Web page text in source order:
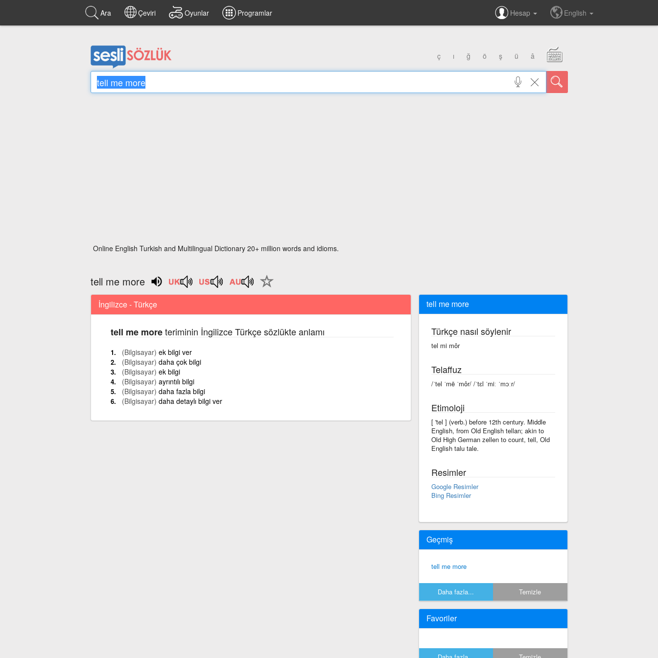
Ara Çeviri Oyunlar Programlar Hesap English
ç ı ğ ö ş ü â
Online English Turkish and Multilingual Dictionary 20+ million words and idioms.
tell me more
İngilizce - Türkçe
tell me moreteriminin İngilizce Türkçe sözlükte anlamı
(Bilgisayar) ek bilgi ver
(Bilgisayar) daha çok bilgi
(Bilgisayar) ek bilgi
(Bilgisayar) ayrıntılı bilgi
(Bilgisayar) daha fazla bilgi
(Bilgisayar) daha detaylı bilgi ver
tell me more
Türkçe nasıl söylenir
tel mi môr
Telaffuz
/ˈtel ˈmē ˈmôr/ /ˈtɛl ˈmiː ˈmɔːr/
Etimoloji
[ 'tel ] (verb.) before 12th century. Middle
English, from Old English tellan; akin to
Old High German zellen to count, tell, Old
English talu tale.
Resimler
Google Resimler
Bing Resimler
Geçmiş
tell me more
Daha fazla... Temizle
Favoriler